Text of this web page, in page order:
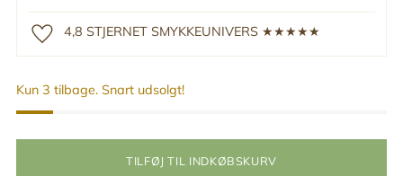
4,8 STJERNET SMYKKEUNIVERS ★★★★★
Kun 3 tilbage. Snart udsolgt!
TILFØJ TIL INDKØBSKURV